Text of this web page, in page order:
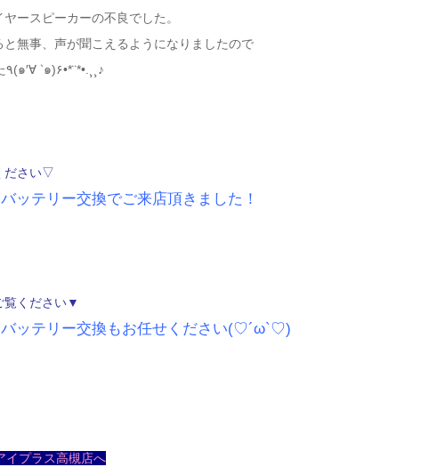
ースピーカーの不良でした。
無事、声が聞こえるようになりましたので
20分で修理完了しました٩(๑′∀ ‵๑)۶•*¨*•.¸¸♪
ださい▽
ッテリー交換でご来店頂きました！
覧ください▼
バッテリー交換もお任せください(♡´ω`♡)
イプラス高槻店へ